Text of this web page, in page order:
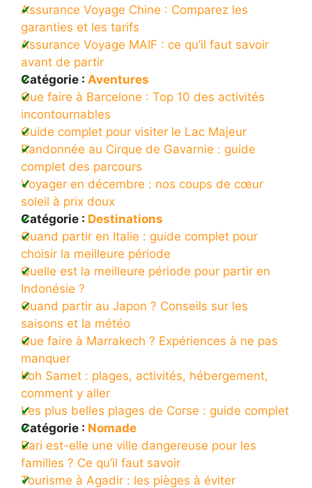
Assurance Voyage Chine : Comparez les
garanties et les tarifs
Assurance Voyage MAIF : ce qu’il faut savoir
avant de partir
Catégorie : Aventures
Que faire à Barcelone : Top 10 des activités
incontournables
Guide complet pour visiter le Lac Majeur
Randonnée au Cirque de Gavarnie : guide
complet des parcours
Voyager en décembre : nos coups de cœur
soleil à prix doux
Catégorie : Destinations
Quand partir en Italie : guide complet pour
choisir la meilleure période
Quelle est la meilleure période pour partir en
Indonésie ?
Quand partir au Japon ? Conseils sur les
saisons et la météo
Que faire à Marrakech ? Expériences à ne pas
manquer
Koh Samet : plages, activités, hébergement,
comment y aller
Les plus belles plages de Corse : guide complet
Catégorie : Nomade
Bari est-elle une ville dangereuse pour les
familles ? Ce qu’il faut savoir
Tourisme à Agadir : les pièges à éviter